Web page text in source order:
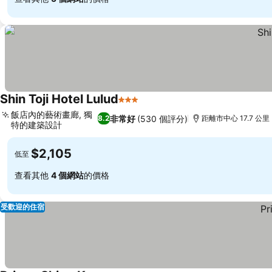
Shin Toji Hotel Lulud3 星級
8.2非常好 (530 個評分)
飯店內的藝術畫廊, 獨
特的建築設計
距離市中心 17.7 公里
低至 $2,105
查看其他 4 個網站的價格
受歡迎的住宿